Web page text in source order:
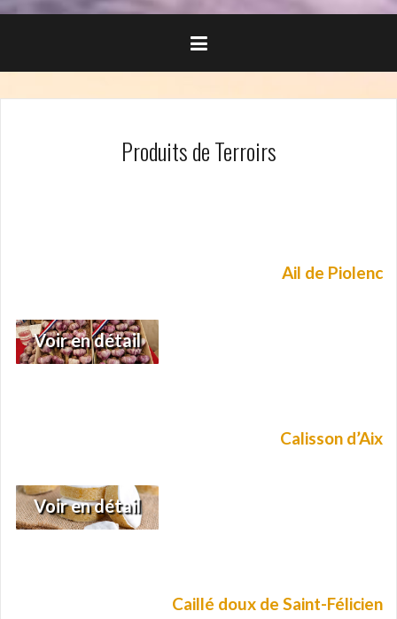
Produits de Terroirs
Ail de Piolenc
Voir en détail
Calisson d’Aix
Voir en détail
Caillé doux de Saint-Félicien